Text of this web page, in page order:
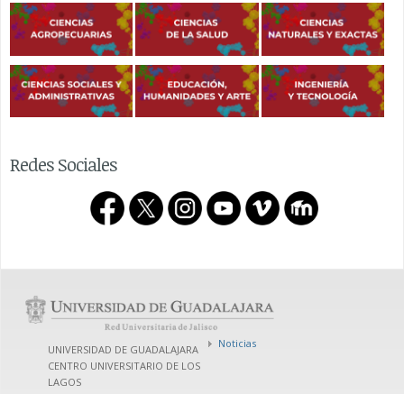
Redes Sociales
UNIVERSIDAD DE GUADALAJARA
CENTRO UNIVERSITARIO DE LOS
LAGOS
Noticias